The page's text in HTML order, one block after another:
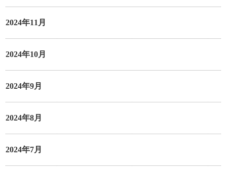
2024年11月
2024年10月
2024年9月
2024年8月
2024年7月